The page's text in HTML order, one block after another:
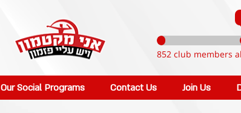
852 club members
Our Social Programs Contact Us Join Us